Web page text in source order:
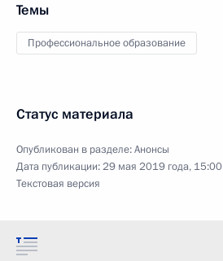
Темы
Профессиональное образование
Статус материала
Опубликован в разделе:Анонсы
Дата публикации:29 мая 2019 года, 15:00
Текстовая версия